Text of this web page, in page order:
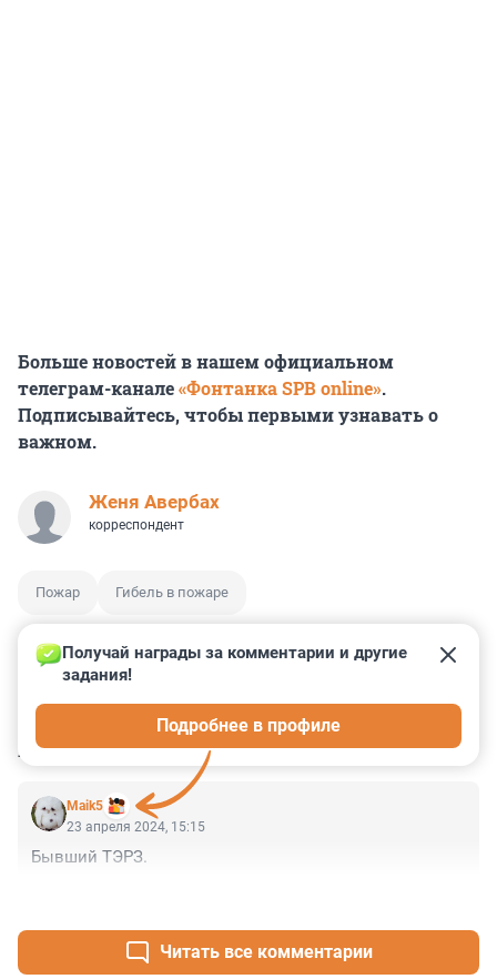
Больше новостей в нашем официальном
телеграм-канале«Фонтанка SPB online».
Подписывайтесь, чтобы первыми узнавать о
важном.
Женя Авербах
корреспондент
Пожар Гибель в пожаре
КОММЕНТАРИИ 1
Maik5
Получай награды за комментарии и другие
задания!
Подробнее в профиле
23 апреля 2024, 15:15
Бывший ТЭРЗ.
Читать все комментарии